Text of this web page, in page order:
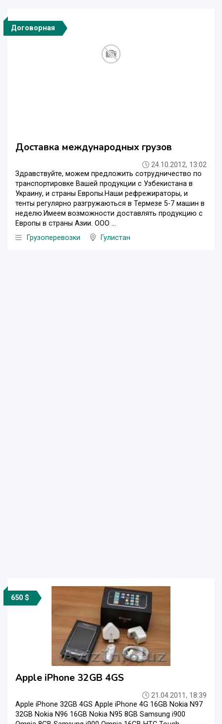
Договорная
Доставка международных грузов
24.10.2012, 13:02
Здравствуйте, можем предложить сотрудничество по
транспортировке Вашей продукции с Узбекистана в
Украину, и страны Европы.Наши рефрежираторы, и
тенты регулярно разгружаються в Термезе 5-7 машин в
неделю.Имеем возможности доставлять продукцию с
Европы в страны Азии. ООО ...
Грузоперевозки
Гулистан
650 $
Apple iPhone 32GB 4GS
21.04.2011, 18:39
Apple iPhone 32GB 4GS Apple iPhone 4G 16GB Nokia N97
32GB Nokia N96 16GB Nokia N95 8GB Samsung i900